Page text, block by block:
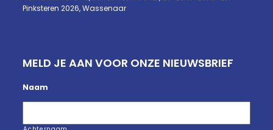
Pinksteren 2026, Wassenaar
MELD JE AAN VOOR ONZE NIEUWSBRIEF
Naam